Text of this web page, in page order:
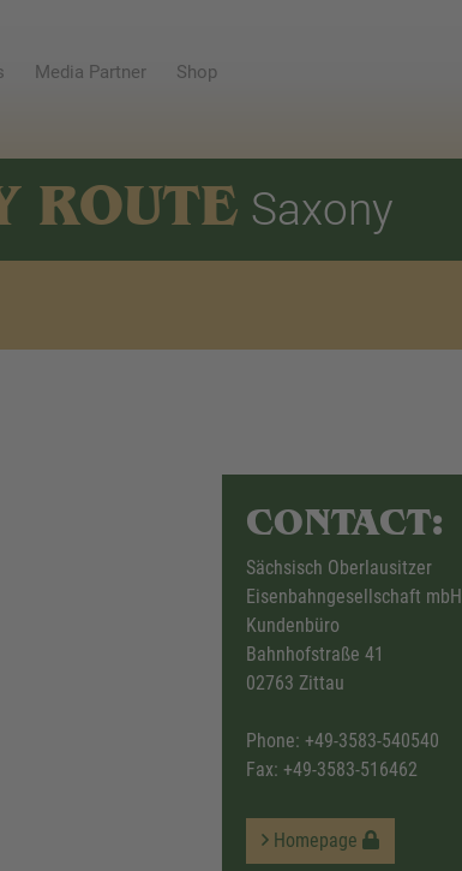
Media Partner Shop
ROUTE Saxony
CONTACT:
Sächsisch Oberlausitzer
Eisenbahngesellschaft mbH
Kundenbüro
Bahnhofstraße 41
02763 Zittau
Phone: +49-3583-540540
Fax: +49-3583-516462
Homepage